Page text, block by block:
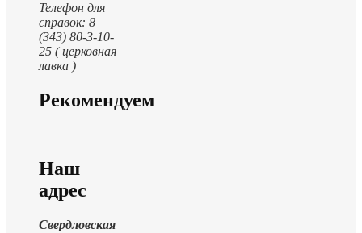
Телефон для
справок: 8
(343) 80-3-10-
25 ( церковная
лавка )
Рекомендуем
Наш
адрес
Свердловская